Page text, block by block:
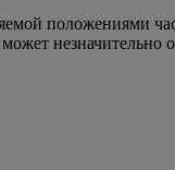
положениями
незначительно